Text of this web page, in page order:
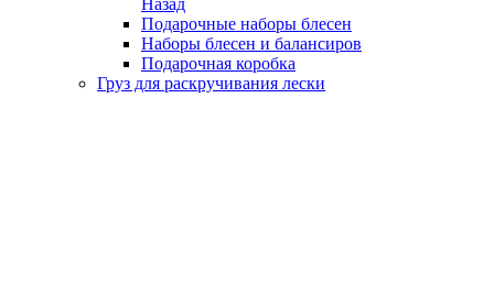
Назад
Подарочные наборы блесен
Наборы блесен и балансиров
Подарочная коробка
Груз для раскручивания лески